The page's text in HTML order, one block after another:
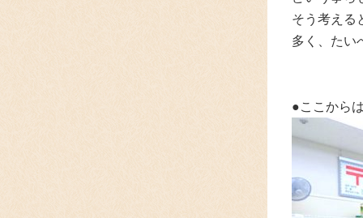
そう考える
多く、たい
●ここから